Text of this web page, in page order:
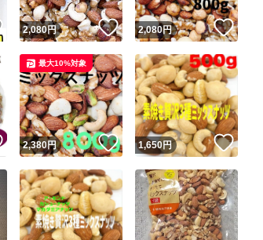
ユーザーの実績に
Yahoo!フリマが定めた一定の基準を満たしたユーザ
安心取引出品者
安心取引出品者 Yahoo!フリマの基準をクリア
取引実績
取引実績◯+ このユーザーはYahoo!フリマ
この商品の情報をコピ
商品画像の無断転載は禁止されています
コピーは1商品につき1回です
いいね！
2,080円 いいね！
2,080円 いい
いいね！
2,380円 いいね！
最大10%対象
1,650円 いい